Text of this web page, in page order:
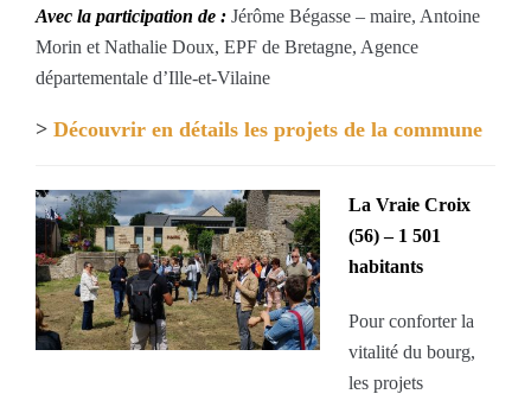
Avec la participation de : Jérôme Bégasse – maire, Antoine
Morin et Nathalie Doux, EPF de Bretagne, Agence
départementale d’Ille-et-Vilaine
> Découvrir en détails les projets de la commune
La Vraie Croix
(56) – 1 501
habitants
Pour conforter la
vitalité du bourg,
les projets